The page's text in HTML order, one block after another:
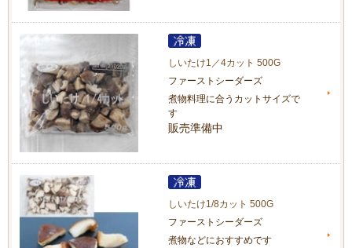
しいたけ1／4カット 500G
ファーストシーダーズ
煮物料理に合うカットサイズで
す
販売準備中
しいたけ1/8カット 500G
ファーストシーダーズ
煮物などにおすすめです